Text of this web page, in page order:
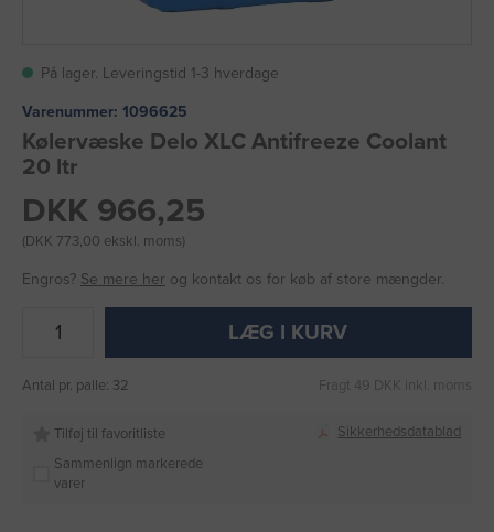
På lager. Leveringstid 1-3 hverdage
Varenummer: 1096625
Kølervæske Delo XLC Antifreeze Coolant
20 ltr
DKK 966,25
(DKK 773,00 ekskl. moms)
Engros? Se mere her og kontakt os for køb af store mængder.
LÆG I KURV
Antal pr. palle: 32 Fragt 49 DKK inkl. moms
Tilføj til favoritliste
Sammenlign markerede
varer
Sikkerhedsdatablad